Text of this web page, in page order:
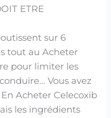
ETRE
sur 6
tout au Acheter
pour limiter les
Vous avez
Acheter Celecoxib
les ingrédients